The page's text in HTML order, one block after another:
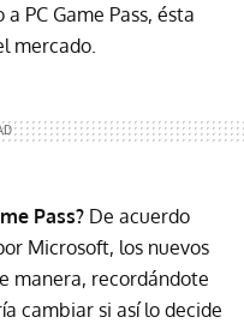
PC Game Pass, ésta
mercado.
Pass? De acuerdo
Microsoft, los nuevos
manera, recordándote
cambiar si así lo decide